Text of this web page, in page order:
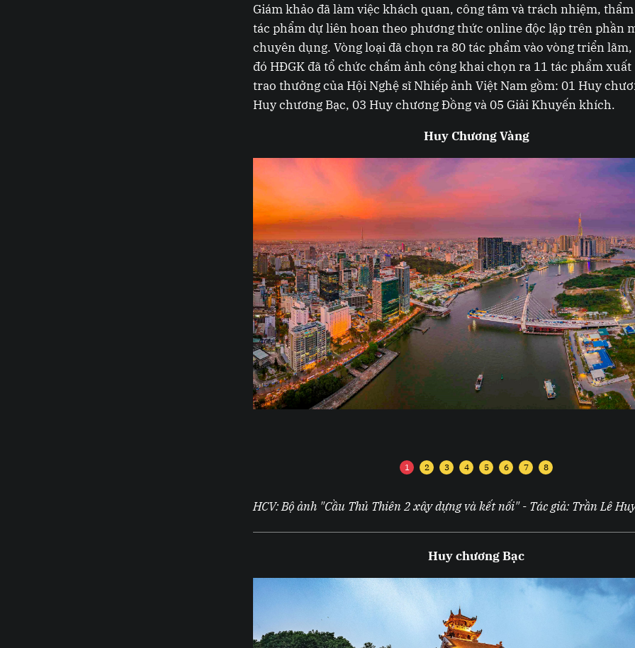
Giám khảo đã làm việc khách quan, công tâm và trách nhiệm,
tác phẩm dự liên hoan theo phương thức online độc lập trên phần
chuyên dụng. Vòng loại đã chọn ra 80 tác phẩm vào vòng triển lãm,
đó HĐGK đã tổ chức chấm ảnh công khai chọn ra 11 tác phẩm xuất
trao thưởng của Hội Nghệ sĩ Nhiếp ảnh Việt Nam gồm: 01 Huy
Huy chương Bạc, 03 Huy chương Đồng và 05 Giải Khuyến khích.
Huy Chương Vàng
1 2 3 4 5 6 7 8
HCV: Bộ ảnh "Cầu Thủ Thiên 2 xây dựng và kết nối" - Tác giả: Trần Lê
Huy chương Bạc